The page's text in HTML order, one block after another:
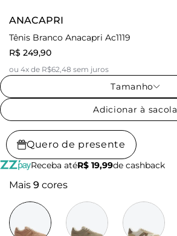
ANACAPRI
Tênis Branco Anacapri Ac1119
R$ 249,90
ou 4x de R$62,48 sem juros
Tamanho
Adicionar à sacola
Quero de presente
Receba atéR$ 19,99de cashback
Mais 9 cores